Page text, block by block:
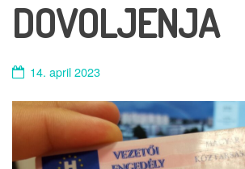
DOVOLJENJA
14. april 2023